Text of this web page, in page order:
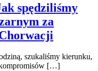
spędziliśmy
za
szukaliśmy kierunku,
kompromisów […]